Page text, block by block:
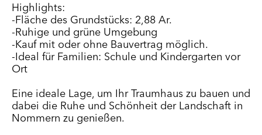
Highlights:
-Fläche des Grundstücks: 2,88 Ar.
-Ruhige und grüne Umgebung
-Kauf mit oder ohne Bauvertrag möglich.
-Ideal für Familien: Schule und Kindergarten vor
Ort
Eine ideale Lage, um Ihr Traumhaus zu bauen und
dabei die Ruhe und Schönheit der Landschaft in
Nommern zu genießen.